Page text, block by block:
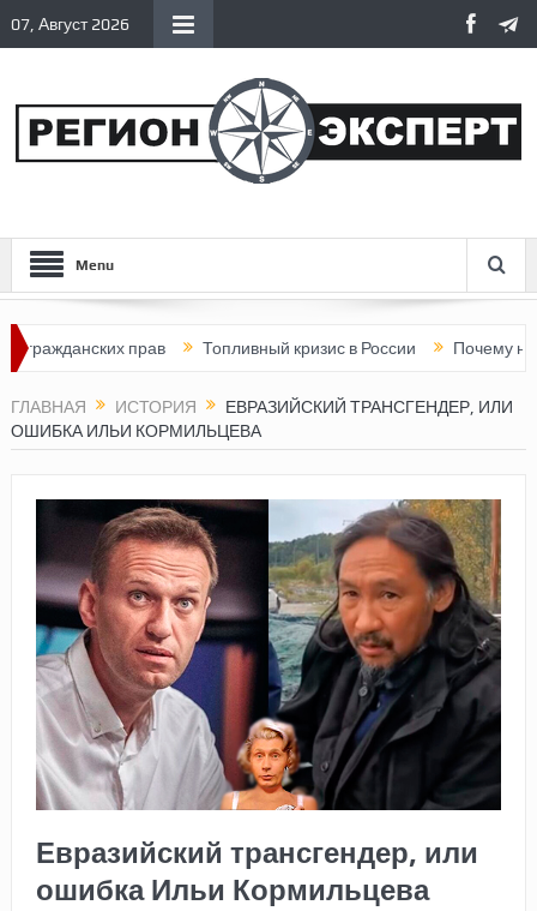
07, Август 2026
Menu
прав Топливный кризис в России Почему нынешняя
ГЛАВНАЯ ИСТОРИЯ
ЕВРАЗИЙСКИЙ ТРАНСГЕНДЕР, ИЛИ
ОШИБКА ИЛЬИ КОРМИЛЬЦЕВА
Евразийский трансгендер, или
ошибка Ильи Кормильцева